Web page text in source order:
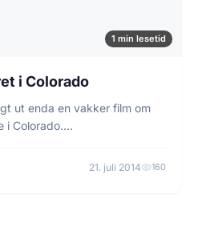
1 min lesetid
i Colorado
ut enda en vakker film om
i Colorado.…
21. juli 2014 160